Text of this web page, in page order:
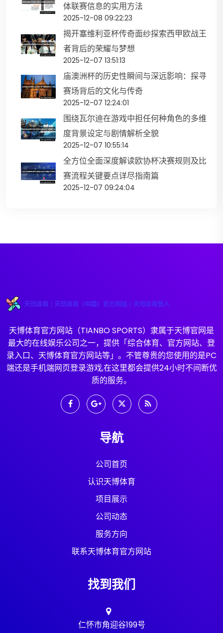
体联赛信息的实用方法
2025-12-08 09:22:23
揭开塞维利亚杯传奇面纱探索西甲欧战王
者背后的荣耀与梦想
2025-12-07 13:51:13
庙澳洲杯的历史性瞬间与深远影响：探寻
赛场背后的文化与传奇
2025-12-07 12:24:01
围绕瓦尔迪在游戏中担任何种角色的多维
度背景设定与剧情解析全貌
2025-12-07 10:55:14
全方位全面深度解读欧协杯决赛规则及比
赛流程关键要点详尽指南篇
2025-12-07 09:24:04
天博体育官方网站（TIANBO SPORTS）隶属于天博官网是
最大的在线娱乐公司之一，提供「综合体育、官方网站、登
录入口、天博体育官方网站等」。不管尊贵的您使用的是PC
端还是手机端网页登录游戏,在这里都会提供24小时不间断优
质的服务。
导航
公司首页
认识天博体育
项目展示
公司动态
服务方向
联系天博体育官方网站
找到我们
仁怀市角迎谷199号